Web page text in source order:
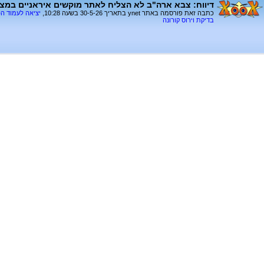
דיווח: צבא ארה"ב לא הצליח לאתר מוקשים איראניים
כתבה זאת פורסמה באתר ynet בתאריך 30-5-26 בשעה 10:28, יציאה לעמוד
בדיקת וירוס קורונה